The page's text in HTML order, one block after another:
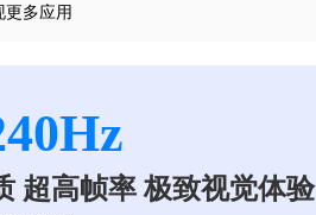
更多应用
超高帧率 极致视觉体验